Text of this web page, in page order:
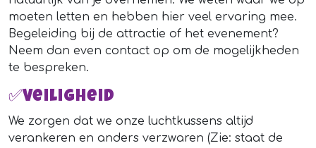
moeten letten en hebben hier veel ervaring mee.
Begeleiding bij de attractie of het evenement?
Neem dan even contact op om de mogelijkheden
te bespreken.
✅Veiligheid
We zorgen dat we onze luchtkussens altijd
verankeren en anders verzwaren (Zie: staat de